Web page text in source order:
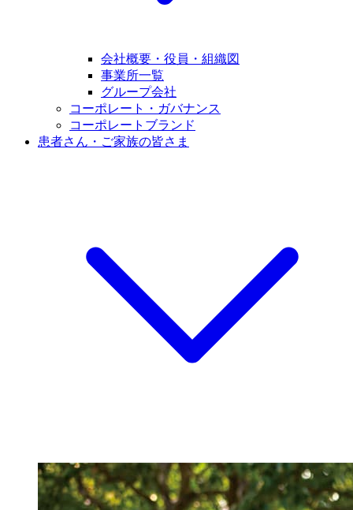
会社概要・役員・組織図
事業所一覧
グループ会社
コーポレート・ガバナンス
コーポレートブランド
患者さん・ご家族の皆さま